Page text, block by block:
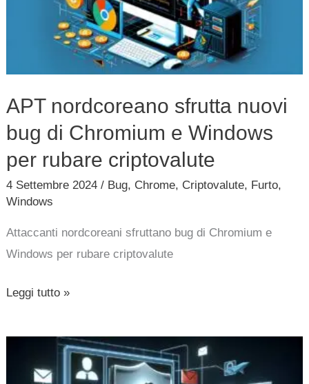
APT nordcoreano sfrutta nuovi
bug di Chromium e Windows
per rubare criptovalute
4 Settembre 2024/ Bug, Chrome, Criptovalute, Furto,
Windows
Attaccanti nordcoreani sfruttano bug di Chromium e
Windows per rubare criptovalute
Chromium
per
rubare
criptovalute
Leggi tutto »
Proteggere